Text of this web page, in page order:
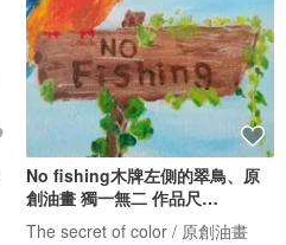
No fishing木牌左側的翠鳥、原
創油畫 獨一無二 作品尺
寸:15x15cm
The secret of color / 原創油畫